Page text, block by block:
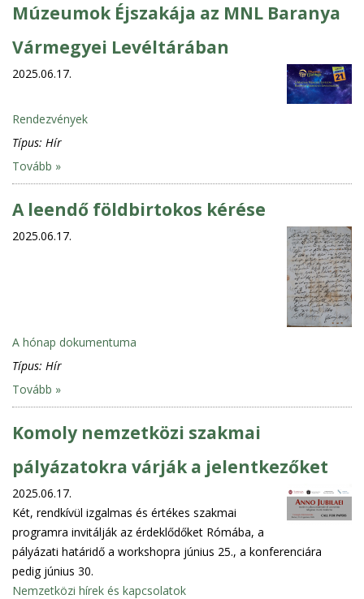
Múzeumok Éjszakája az MNL Baranya
Vármegyei Levéltárában
2025.06.17.
Rendezvények
Típus: Hír
Tovább »
A leendő földbirtokos kérése
2025.06.17.
A hónap dokumentuma
Típus: Hír
Tovább »
Komoly nemzetközi szakmai
pályázatokra várják a jelentkezőket
2025.06.17.
Két, rendkívül izgalmas és értékes szakmai
programra invitálják az érdeklődőket Rómába, a
pályázati határidő a workshopra június 25., a konferenciára
pedig június 30.
Nemzetközi hírek és kapcsolatok